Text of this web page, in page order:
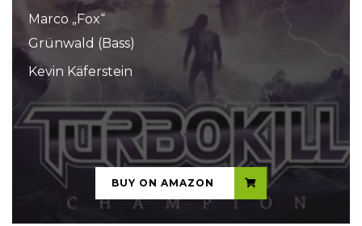
Marco „Fox“
Grünwald (Bass)
Kevin Käferstein
...
BUY ON AMAZON